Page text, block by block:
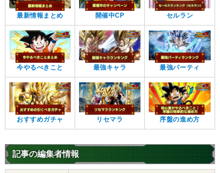
最新情報まとめ 開催中CP セルラン
今やるべきこと 最強キャラ 最強パーティ
おすすめガチャ リセマラ 序盤の進め方
記事の編集者情報